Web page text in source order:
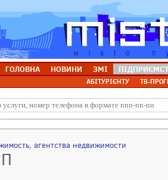
ГОЛОВНА НОВИНИ ЗМІ
АБІТУРІЄНТУ ТВ-
агентства недвижимости